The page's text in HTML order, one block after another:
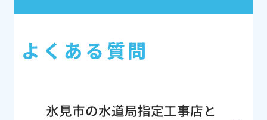
よくある質問
氷見市の水道局指定工事店と